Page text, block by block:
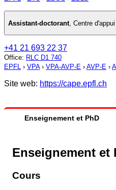
Assistant-doctorant Centre
+41 21 693 22 37
Office: RLC D1 740
EPFL › VPA› VPA-AVP-E › AVP-E ›
Site web: https://cape.epfl.ch
Enseignement et PhD
Enseignement et
Cours